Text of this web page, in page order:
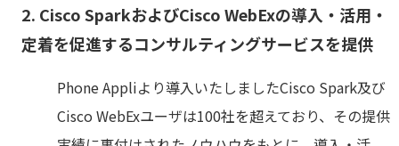
2. Cisco SparkおよびCisco WebExの導入・活用・
定着を促進するコンサルティングサービスを提供
Phone Appliより導入いたしましたCisco Spark及び
Cisco WebExユーザは100社を超えており、その提供